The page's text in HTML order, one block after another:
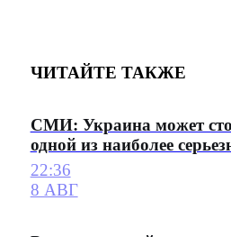
ЧИТАЙТЕ ТАКЖЕ
СМИ: Украина может
одной из наиболее
22:36
8 АВГ